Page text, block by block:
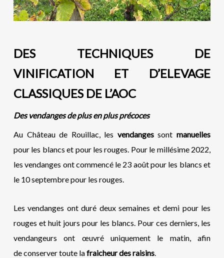
DES TECHNIQUES DE
VINIFICATION ET D’ELEVAGE
CLASSIQUES DE L’AOC
Des vendanges de plus en plus précoces
Au Château de Rouillac, les vendangessontmanuelles
pour les blancs et pour les rouges. Pour le millésime 2022,
les vendanges ont commencé le 23 août pour les blancs et
le 10 septembre pour les rouges.
Les vendanges ont duré deux semaines et demi pour les
rouges et huit jours pour les blancs. Pour ces derniers, les
vendangeurs ont œuvré uniquement le matin, afin
de conserver toute lafraicheur des raisins.